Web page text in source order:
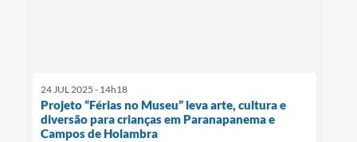
24 JUL 2025 - 14h18
Projeto “Férias no Museu” leva arte, cultura e
diversão para crianças em Paranapanema e
Campos de Holambra